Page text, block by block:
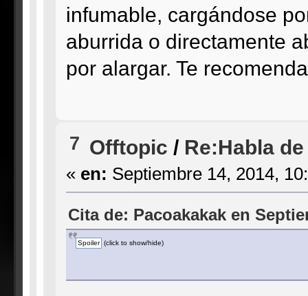
infumable, cargándose
aburrida o directamente
por alargar. Te
7 Offtopic / Re:Habla
« en: Septiembre 14, 2014,
Cita de: Pacoakakak en
(click to show/hide)